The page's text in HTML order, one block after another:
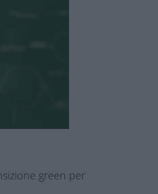
green per